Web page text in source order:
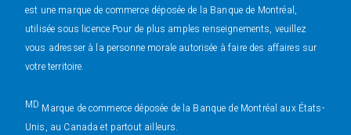
est une marque de commerce déposée de la Banque de Montréal,
utilisée sous licence.Pour de plus amples renseignements, veuillez
vous adresser à la personne morale autorisée à faire des affaires sur
votre territoire.
MD Marque de commerce déposée de la Banque de Montréal aux États-
Unis, au Canada et partout ailleurs.